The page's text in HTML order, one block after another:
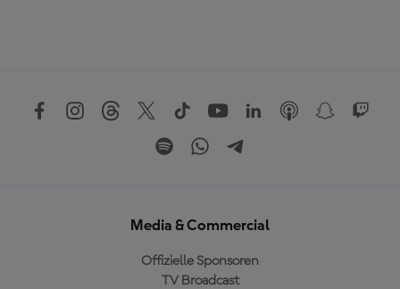
Media & Commercial
Offizielle Sponsoren
TV Broadcast